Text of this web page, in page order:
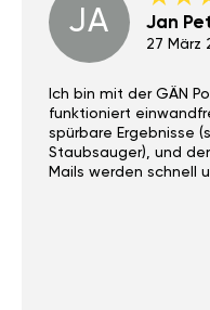
JA Jan
27 März
Ich bin mit der GÄN
funktioniert
spürbare Ergebnisse
Staubsauger), und
Mails werden schnell